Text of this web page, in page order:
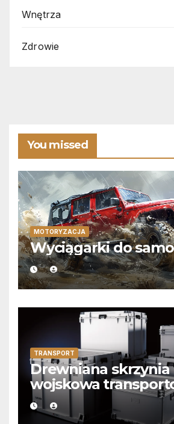
Wnętrza
Zdrowie
You missed
MOTORYZACJA
Wyciągarki do
TRANSPORT
Drewniana skrzynia
wojskowa